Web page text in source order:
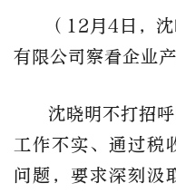
（12月4日，
有限公司察看企业产
沈晓明不打招
工作不实、通过税
问题，要求深刻汲